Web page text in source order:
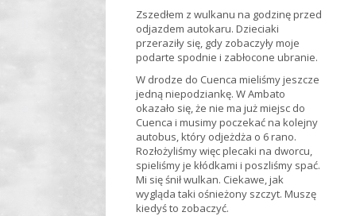
Zszedłem z wulkanu na godzinę przed
odjazdem autokaru. Dzieciaki
przeraziły się, gdy zobaczyły moje
podarte spodnie i zabłocone ubranie.
W drodze do Cuenca mieliśmy jeszcze
jedną niepodziankę. W Ambato
okazało się, że nie ma już miejsc do
Cuenca i musimy poczekać na kolejny
autobus, który odjeżdża o 6 rano.
Rozłożyliśmy więc plecaki na dworcu,
spieliśmy je kłódkami i poszliśmy spać.
Mi się śnił wulkan. Ciekawe, jak
wygląda taki ośnieżony szczyt. Muszę
kiedyś to zobaczyć.